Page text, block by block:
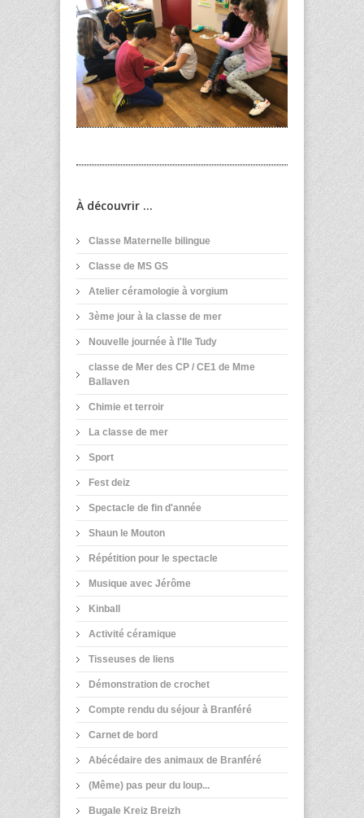
À découvrir ...
Classe Maternelle bilingue
Classe de MS GS
Atelier céramologie à vorgium
3ème jour à la classe de mer
Nouvelle journée à l'Ile Tudy
classe de Mer des CP / CE1 de Mme
Ballaven
Chimie et terroir
La classe de mer
Sport
Fest deiz
Spectacle de fin d'année
Shaun le Mouton
Répétition pour le spectacle
Musique avec Jérôme
Kinball
Activité céramique
Tisseuses de liens
Démonstration de crochet
Compte rendu du séjour à Branféré
Carnet de bord
Abécédaire des animaux de Branféré
(Même) pas peur du loup...
Bugale Kreiz Breizh